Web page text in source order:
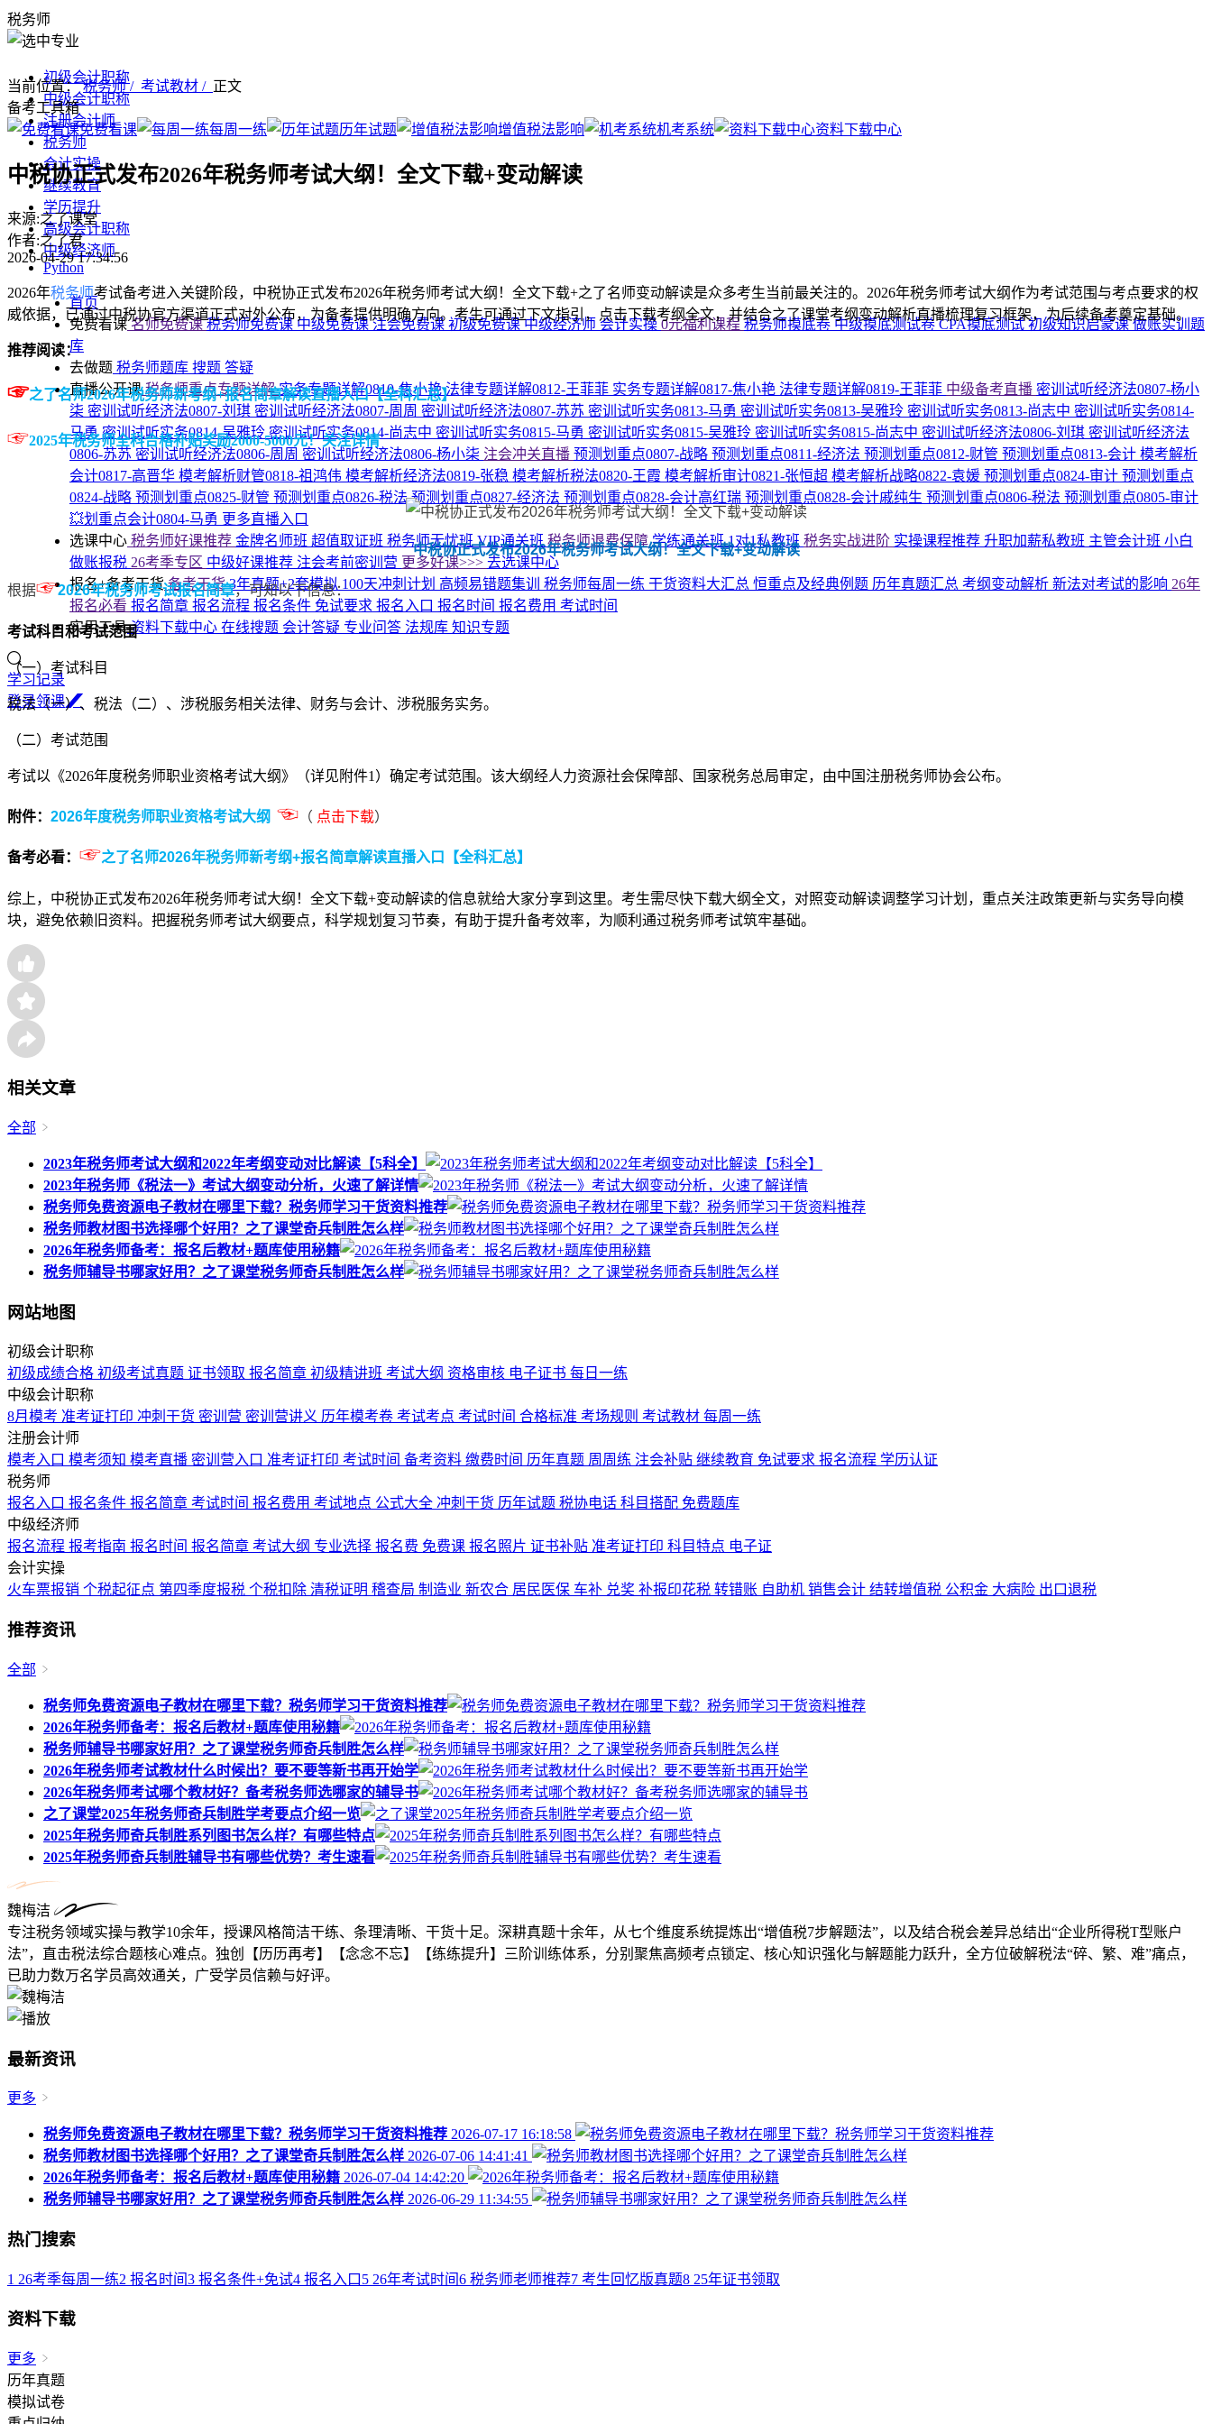
税务师
初级会计职称
中级会计职称
注册会计师
税务师
会计实操
继续教育
学历提升
高级会计职称
中级经济师
Python
首页
免费看课名师免费课税务师免费课 中级免费课注会免费课初级免费课中级经济师 会计实操 0元福利课程税务师摸底卷 中级摸底测试卷CPA摸底测试初级知识启蒙课做账实训题
库
去做题 税务师题库 搜题 答疑
直播公开课税务师重点专题详解实务专题详解0810-焦小艳法律专题详解0812-王菲菲 实务专题详解0817-焦小艳 法律专题详解0819-王菲菲 中级备考直播 密训试听经济法0807-杨小
柒 密训试听经济法0807-刘琪 密训试听经济法0807-周周 密训试听经济法0807-苏苏 密训试听实务0813-马勇 密训试听实务0813-吴雅玲 密训试听实务0813-尚志中 密训试听实务0814-
马勇密训试听实务0814-吴雅玲密训试听实务0814-尚志中 密训试听实务0815-马勇 密训试听实务0815-吴雅玲 密训试听实务0815-尚志中 密训试听经济法0806-刘琪 密训试听经济法
0806-苏苏 密训试听经济法0806-周周 密训试听经济法0806-杨小柒 注会冲关直播 预测划重点0807-战略 预测划重点0811-经济法 预测划重点0812-财管 预测划重点0813-会计 模考解析
会计0817-高晋华 模考解析财管0818-祖鸿伟 模考解析经济法0819-张稳 模考解析税法0820-王霞 模考解析审计0821-张恒超 模考解析战略0822-袁媛 预测划重点0824-审计 预测划重点
0824-战略 预测划重点0825-财管 预测划重点0826-税法预测划重点0827-经济法 预测划重点0828-会计高红瑞 预测划重点0828-会计戚纯生 预测划重点0806-税法 预测划重点0805-审计
💥划重点会计0804-马勇 更多直播入口
选课中心 税务师好课推荐 金牌名师班 超值取证班 税务师无忧班VIP通关班税务师退费保障学练通关班1对1私教班 税务实战进阶 实操课程推荐 升职加薪私教班 主管会计班 小白
做账报税 26考季专区 中级好课推荐 注会考前密训营 更多好课>>> 去选课中心
报名+备考干货备考干货3年真题+2套模拟100天冲刺计划 高频易错题集训 税务师每周一练 干货资料大汇总 恒重点及经典例题 历年真题汇总 考纲变动解析 新法对考试的影响 26年
报名必看 报名简章 报名流程 报名条件 免试要求 报名入口 报名时间 报名费用 考试时间
实用工具资料下载中心 在线搜题 会计答疑 专业问答 法规库 知识专题
学习记录
登录领课
当前位置：税务师 / 考试教材 / 正文
备考工具箱
免费看课
每周一练 历年试题 增值税法影响 机考系统 资料下载中心
中税协正式发布2026年税务师考试大纲！全文下载+变动解读
来源:之了课堂
作者:之了君
2026-04-29 17:34:56
2026年税务师考试备考进入关键阶段，中税协正式发布2026年税务师考试大纲！全文下载+之了名师变动解读是众多考生当前最关注的。2026年税务师考试大纲作为考试范围与考点要求的权
威依据，已通过中税协官方渠道正式对外公布，为备考提供明确方向。考生可通过下文指引，点击下载考纲全文，并结合之了课堂考纲变动解析直播梳理复习框架，为后续备考奠定基础。
推荐阅读：
☞之了名师2026年税务师新考纲+报名简章解读直播入口【全科汇总】
☞2025年税务师全科合格补贴奖励2000-5000元！关注详情
中税协正式发布2026年税务师考试大纲！全文下载+变动解读
根据☞2026年税务师考试报名简章​，可知以下信息：
考试科目和考试范围
（一）考试科目
税法（一）、税法（二）、涉税服务相关法律、财务与会计、涉税服务实务。
（二）考试范围
考试以《2026年度税务师职业资格考试大纲》（详见附件1）确定考试范围。该大纲经人力资源社会保障部、国家税务总局审定，由中国注册税务师协会公布。
附件： 2026年度税务师职业资格考试大纲 ☜ （ 点击下载）
备考必看： ☞之了名师2026年税务师新考纲+报名简章解读直播入口【全科汇总】
综上，中税协正式发布2026年税务师考试大纲！全文下载+变动解读的信息就给大家分享到这里。考生需尽快下载大纲全文，对照变动解读调整学习计划，重点关注政策更新与实务导向模
块，避免依赖旧资料。把握税务师考试大纲要点，科学规划复习节奏，有助于提升备考效率，为顺利通过税务师考试筑牢基础。
相关文章
全部
2023年税务师考试大纲和2022年考纲变动对比解读【5科全】
2023年税务师《税法一》考试大纲变动分析，火速了解详情
税务师免费资源电子教材在哪里下载？税务师学习干货资料推荐
税务师教材图书选择哪个好用？之了课堂奇兵制胜怎么样
2026年税务师备考：报名后教材+题库使用秘籍
税务师辅导书哪家好用？之了课堂税务师奇兵制胜怎么样
网站地图
初级会计职称
初级成绩合格 初级考试真题 证书领取 报名简章 初级精讲班 考试大纲 资格审核 电子证书 每日一练
中级会计职称
8月模考 准考证打印 冲刺干货 密训营 密训营讲义 历年模考卷 考试考点 考试时间 合格标准 考场规则 考试教材 每周一练
注册会计师
模考入口 模考须知 模考直播 密训营入口 准考证打印 考试时间 备考资料 缴费时间 历年真题 周周练 注会补贴 继续教育 免试要求 报名流程 学历认证
税务师
报名入口 报名条件 报名简章 考试时间 报名费用 考试地点 公式大全 冲刺干货 历年试题 税协电话 科目搭配 免费题库
中级经济师
报名流程 报考指南 报名时间 报名简章 考试大纲 专业选择 报名费 免费课 报名照片 证书补贴 准考证打印 科目特点 电子证
会计实操
火车票报销 个税起征点 第四季度报税 个税扣除 清税证明 稽查局 制造业 新农合 居民医保 车补 兑奖 补报印花税 转错账 自助机 销售会计 结转增值税 公积金 大病险 出口退税
推荐资讯
全部
税务师免费资源电子教材在哪里下载？税务师学习干货资料推荐
2026年税务师备考：报名后教材+题库使用秘籍
税务师辅导书哪家好用？之了课堂税务师奇兵制胜怎么样
2026年税务师考试教材什么时候出？要不要等新书再开始学
2026年税务师考试哪个教材好？备考税务师选哪家的辅导书
之了课堂2025年税务师奇兵制胜学考要点介绍一览
2025年税务师奇兵制胜系列图书怎么样？有哪些特点
2025年税务师奇兵制胜辅导书有哪些优势？考生速看
魏梅洁
专注税务领域实操与教学10余年，授课风格简洁干练、条理清晰、干货十足。深耕真题十余年，从七个维度系统提炼出“增值税7步解题法”，以及结合税会差异总结出“企业所得税T型账户
法”，直击税法综合题核心难点。独创【历历再考】【念念不忘】【练练提升】三阶训练体系，分别聚焦高频考点锁定、核心知识强化与解题能力跃升，全方位破解税法“碎、繁、难”痛点，
已助力数万名学员高效通关，广受学员信赖与好评。
最新资讯
更多
税务师免费资源电子教材在哪里下载？税务师学习干货资料推荐 2026-07-17 16:18:58
税务师教材图书选择哪个好用？之了课堂奇兵制胜怎么样 2026-07-06 14:41:41
2026年税务师备考：报名后教材+题库使用秘籍 2026-07-04 14:42:20
税务师辅导书哪家好用？之了课堂税务师奇兵制胜怎么样 2026-06-29 11:34:55
热门搜索
1 26考季每周一练2 报名时间3 报名条件+免试4 报名入口 5 26年考试时间6 税务师老师推荐7 考生回忆版真题8 25年证书领取
资料下载
更多
历年真题
模拟试卷